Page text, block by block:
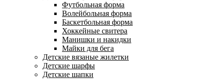
Футбольная форма
Волейбольная форма
Баскетбольная форма
Хоккейные свитера
Манишки и накидки
Майки для бега
Детские вязаные жилетки
Детские шарфы
Детские шапки